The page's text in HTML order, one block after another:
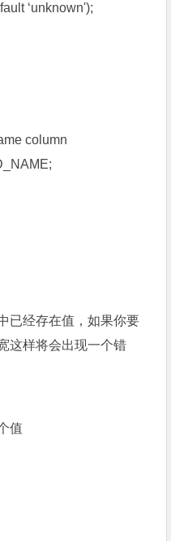
‘unknown');
column
已经存在值，如果你要
这样将会出现一个错
值